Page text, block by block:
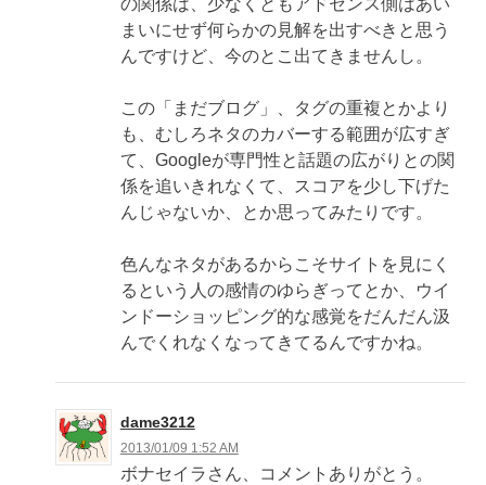
まいにせず何らかの見解を出すべきと思う
んですけど、今のとこ出てきませんし。
この「まだブログ」、タグの重複とかより
も、むしろネタのカバーする範囲が広すぎ
て、Googleが専門性と話題の広がりとの関
係を追いきれなくて、スコアを少し下げた
んじゃないか、とか思ってみたりです。
色んなネタがあるからこそサイトを見にく
るという人の感情のゆらぎってとか、ウイ
ンドーショッピング的な感覚をだんだん汲
んでくれなくなってきてるんですかね。
dame3212
2013/01/09 1:52 AM
ボナセイラさん、コメントありがとう。